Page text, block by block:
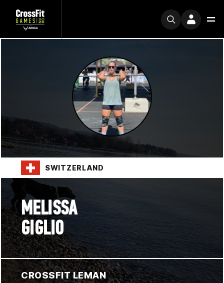
SWITZERLAND
MELISSA
GIGLIO
CROSSFIT LEMAN